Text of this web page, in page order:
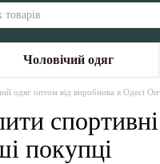
Чоловічий одяг
одяг оптом від виробника в Одесі
покупці